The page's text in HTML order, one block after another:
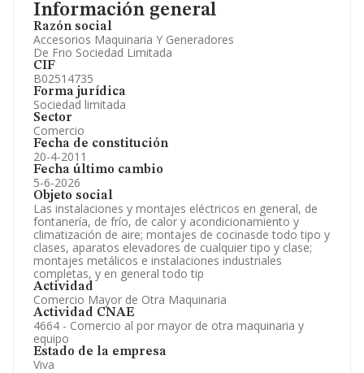
Información general
Razón social
Accesorios Maquinaria Y Generadores
De Frio Sociedad Limitada
CIF
B02514735
Forma jurídica
Sociedad limitada
Sector
Comercio
Fecha de constitución
20-4-2011
Fecha último cambio
5-6-2026
Objeto social
Las instalaciones y montajes eléctricos en general, de
fontanería, de frío, de calor y acondicionamiento y
climatización de aire; montajes de cocinasde todo tipo y
clases, aparatos elevadores de cualquier tipo y clase;
montajes metálicos e instalaciones industriales
completas, y en general todo tip
Actividad
Comercio Mayor de Otra Maquinaria
Actividad CNAE
4664 - Comercio al por mayor de otra maquinaria y
equipo
Estado de la empresa
Viva
Artículos de prensa publicados sobre la empresa.
Información oficial y registral complementaria.